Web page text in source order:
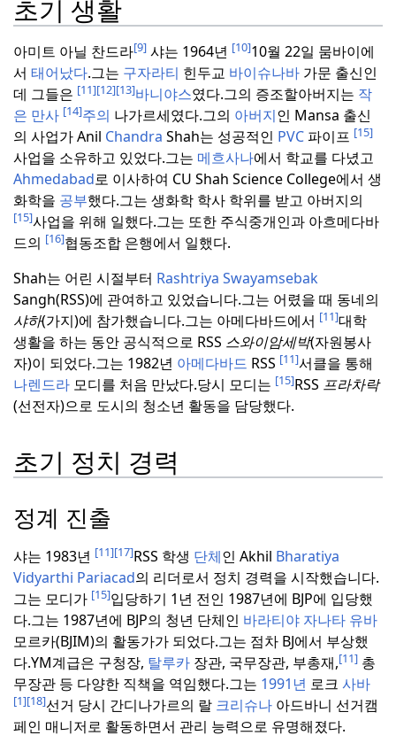
초기 생활
아미트 아닐 찬드라[9] 샤는 1964년 [10]10월 22일 뭄바이에
서 태어났다.그는 구자라티 힌두교 바이슈나바 가문 출신인
데 그들은 [11][12][13]바니야스였다.그의 증조할아버지는 작
은 만사 [14]주의 나가르세였다.그의 아버지인 Mansa 출신
의 사업가 Anil Chandra Shah는 성공적인 PVC 파이프 [15]
사업을 소유하고 있었다.그는 메흐사나에서 학교를 다녔고
Ahmedabad로 이사하여 CU Shah Science College에서 생
화학을 공부했다.그는 생화학 학사 학위를 받고 아버지의
[15]사업을 위해 일했다.그는 또한 주식중개인과 아흐메다바
드의 [16]협동조합 은행에서 일했다.
Shah는 어린 시절부터 Rashtriya Swayamsebak
Sangh(RSS)에 관여하고 있었습니다.그는 어렸을 때 동네의
샤하(가지)에 참가했습니다.그는 아메다바드에서 [11]대학
생활을 하는 동안 공식적으로 RSS 스와이암세박(자원봉사
자)이 되었다.그는 1982년 아메다바드 RSS [11]서클을 통해
나렌드라 모디를 처음 만났다.당시 모디는 [15]RSS 프라차락
(선전자)으로 도시의 청소년 활동을 담당했다.
초기 정치 경력
정계 진출
샤는 1983년 [11][17]RSS 학생 단체인 Akhil Bharatiya
Vidyarthi Pariacad의 리더로서 정치 경력을 시작했습니다.
그는 모디가 [15]입당하기 1년 전인 1987년에 BJP에 입당했
다.그는 1987년에 BJP의 청년 단체인 바라티야 자나타 유바
모르카(BJIM)의 활동가가 되었다.그는 점차 BJ에서 부상했
다.YM계급은 구청장, 탈루카 장관, 국무장관, 부총재,[11] 총
무장관 등 다양한 직책을 역임했다.그는 1991년 로크 사바
[1][18]선거 당시 간디나가르의 랄 크리슈나 아드바니 선거캠
페인 매니저로 활동하면서 관리 능력으로 유명해졌다.